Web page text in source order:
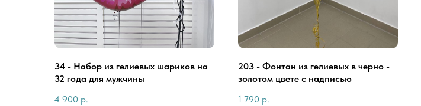
34 - Набор из гелиевых шариков на
32 года для мужчины
4 900 р.
203 - Фонтан из гелиевых в черно -
золотом цвете с надписью
1 790 р.